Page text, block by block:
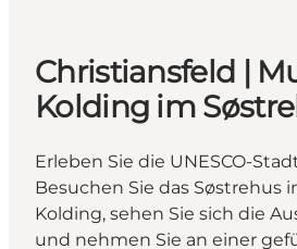
Christiansfeld |
Kolding im
Erleben Sie die UNESCO-
Besuchen Sie das Søstrehus
Kolding, sehen Sie sich die
und nehmen Sie an einer